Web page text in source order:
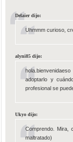
Delaier dijo:
Uhmmm curioso,
alyni85 dijo:
adoptarlo y
profesional se
Ukyo dijo:
Comprendo. Mira,
maltratado)